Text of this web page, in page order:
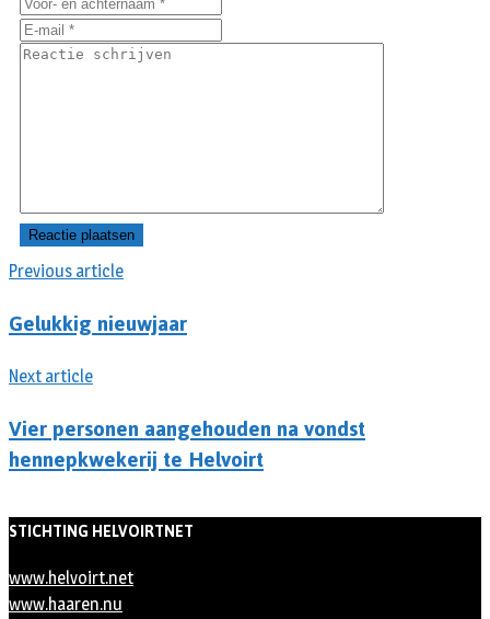
Previous article
Gelukkig nieuwjaar
Next article
Vier personen aangehouden na vondst
hennepkwekerij te Helvoirt
STICHTING HELVOIRTNET
www.helvoirt.net
www.haaren.nu